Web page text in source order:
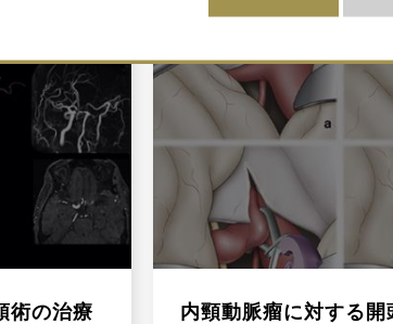
術の治療
内頸動脈瘤に対する開